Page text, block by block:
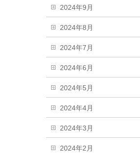
2024年9月
2024年8月
2024年7月
2024年6月
2024年5月
2024年4月
2024年3月
2024年2月